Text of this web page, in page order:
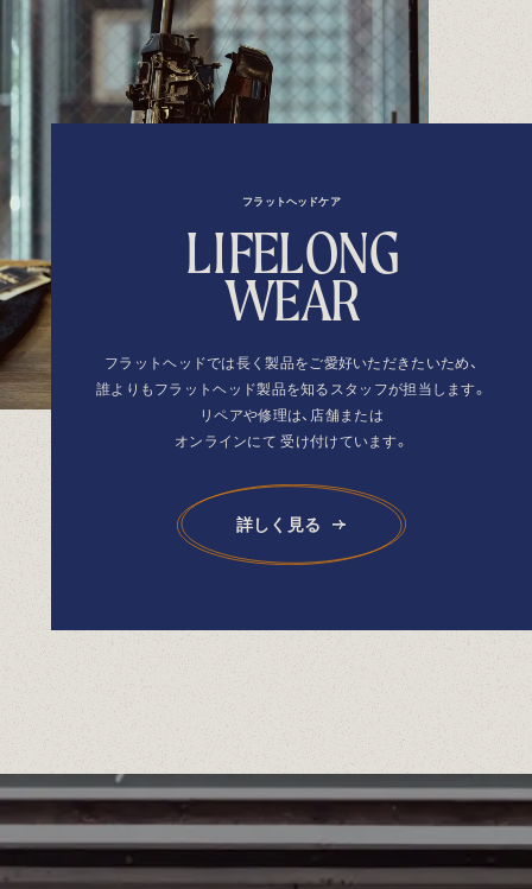
フラットヘッドケア
LIFELONG
WEAR
フラットヘッドでは長く製品をご愛好いただきたいため、
誰よりもフラットヘッド製品を知るスタッフが担当します。
リペアや修理は、店舗または
オンラインにて 受け付けています。
詳しく見る